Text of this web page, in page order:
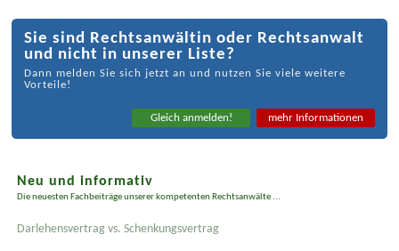
Sie sind Rechtsanwältin oder Rechtsanwalt
und nicht in unserer Liste?
Dann melden Sie sich jetzt an und nutzen Sie viele weitere
Vorteile!
Gleich anmelden! mehr Informationen
Neu und informativ
Die neuesten Fachbeiträge unserer kompetenten Rechtsanwälte ...
Darlehensvertrag vs. Schenkungsvertrag